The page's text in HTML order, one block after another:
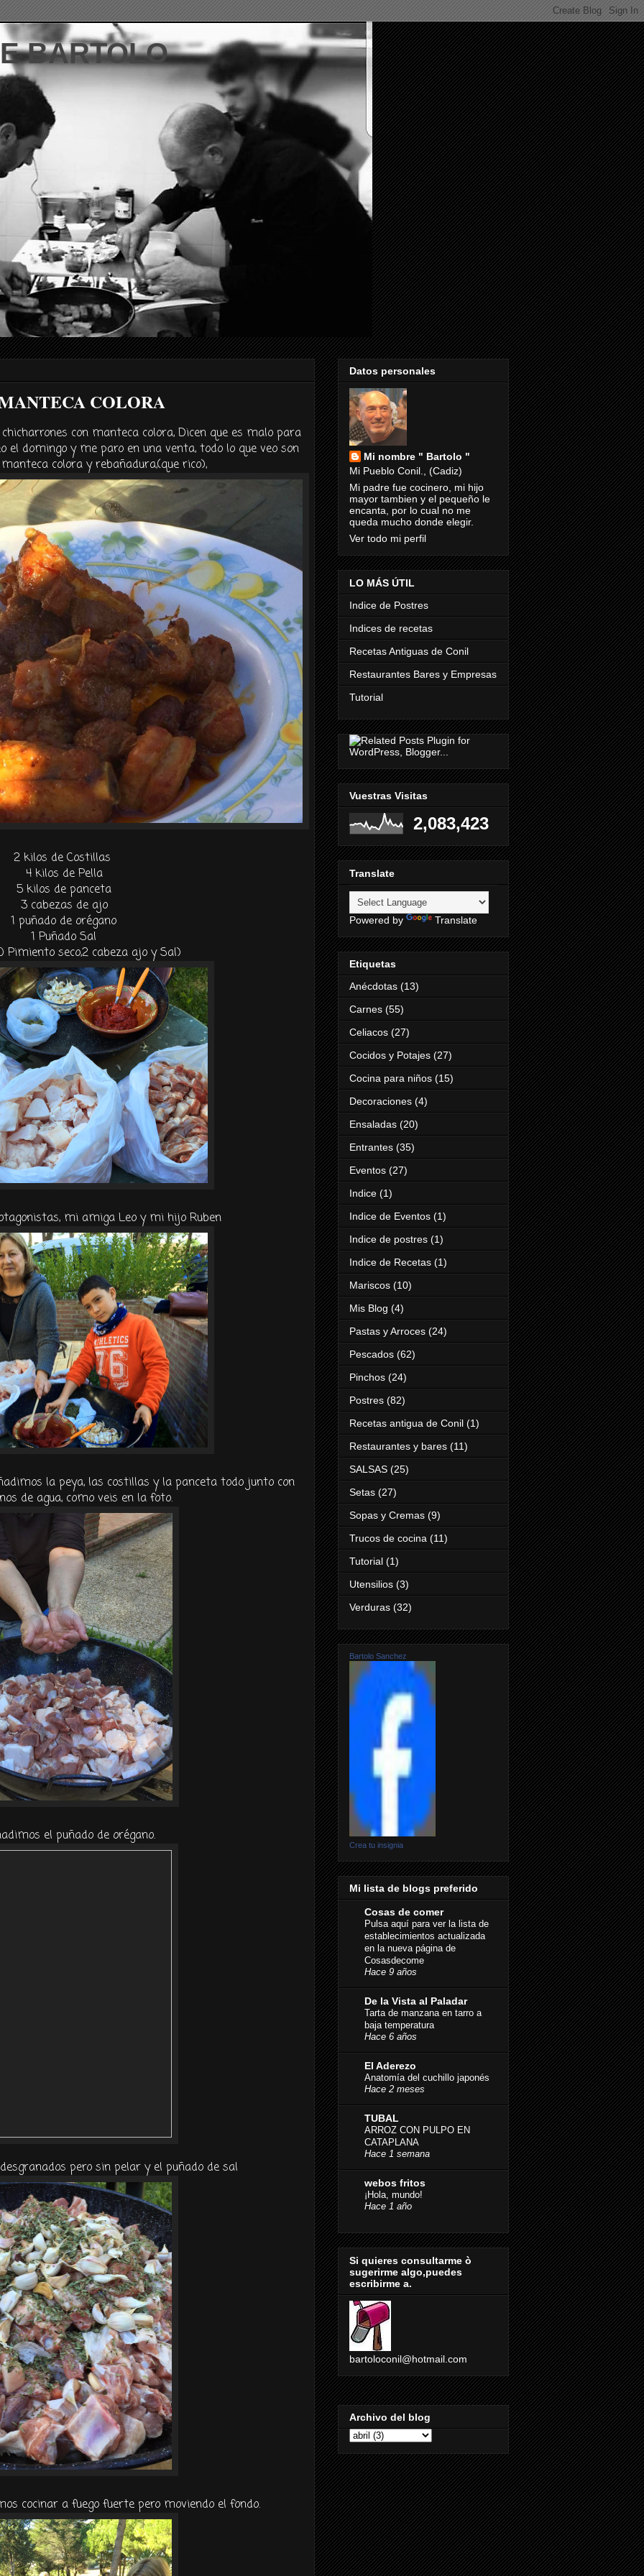
BARTOLO
COLORA
con manteca colora, Dicen que es malo para
el domingo y me paro en una venta, todo lo que veo son
colora y rebañadura,(que rico),
2 kilos de Costillas
4 kilos de Pella
5 kilos de panceta
3 cabezas de ajo
1 puñado de orégano
1 Puñado Sal
Pimiento seco,2 cabeza ajo y Sal)
mi amiga Leo y mi hijo Ruben
la peya, las costillas y la panceta todo junto con
de agua, como veis en la foto.
el puñado de orégano.
pero sin pelar y el puñado de sal
cocinar a fuego fuerte pero moviendo el fondo.
Datos personales
Mi nombre " Bartolo "
Mi Pueblo Conil., (Cadiz)
Mi padre fue cocinero, mi hijo
mayor tambien y el pequeño le
encanta, por lo cual no me
queda mucho donde elegir.
Ver todo mi perfil
LO MÁS ÚTIL
Indice de Postres
Indices de recetas
Recetas Antiguas de Conil
Restaurantes Bares y Empresas
Tutorial
Vuestras Visitas
2,083,423
Translate
Powered by Translate
Etiquetas
Anécdotas (13)
Carnes (55)
Celiacos (27)
Cocidos y Potajes (27)
Cocina para niños (15)
Decoraciones (4)
Ensaladas (20)
Entrantes (35)
Eventos (27)
Indice (1)
Indice de Eventos (1)
Indice de postres (1)
Indice de Recetas (1)
Mariscos (10)
Mis Blog (4)
Pastas y Arroces (24)
Pescados (62)
Pinchos (24)
Postres (82)
Recetas antigua de Conil (1)
Restaurantes y bares (11)
SALSAS (25)
Setas (27)
Sopas y Cremas (9)
Trucos de cocina (11)
Tutorial (1)
Utensilios (3)
Verduras (32)
Bartolo Sanchez
Crea tu insignia
Mi lista de blogs preferido
Cosas de comer
Pulsa aquí para ver la lista de
establecimientos actualizada
en la nueva página de
Cosasdecome
Hace 9 años
De la Vista al Paladar
Tarta de manzana en tarro a
baja temperatura
Hace 6 años
El Aderezo
Anatomía del cuchillo japonés
Hace 2 meses
TUBAL
ARROZ CON PULPO EN
CATAPLANA
Hace 1 semana
webos fritos
¡Hola, mundo!
Hace 1 año
Si quieres consultarme ò
sugerirme algo,puedes
escribirme a.
bartoloconil@hotmail.com
Archivo del blog